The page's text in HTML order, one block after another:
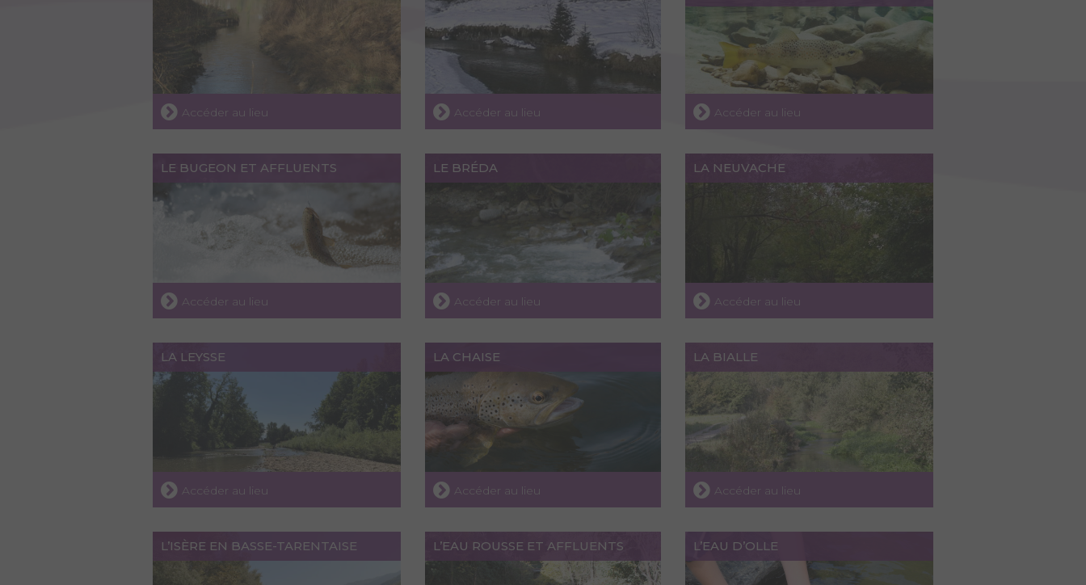
Accéder au lieu Accéder au lieu Accéder au lieu
LE BUGEON ET AFFLUENTS
Accéder au lieu
LE BRÉDA
Accéder au lieu
LA NEUVACHE
Accéder au lieu
LA LEYSSE
Accéder au lieu
LA CHAISE
Accéder au lieu
LA BIALLE
Accéder au lieu
L’ISÈRE EN BASSE-TARENTAISE L’EAU ROUSSE ET AFFLUENTS L’EAU D’OLLE